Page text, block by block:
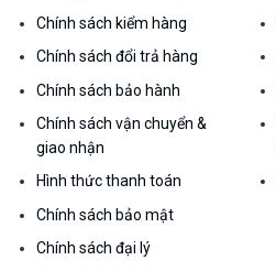
Chính sách kiểm hàng
Chính sách đổi trả hàng
Chính sách bảo hành
Chính sách vận chuyển &
giao nhận
Hình thức thanh toán
Chính sách bảo mật
Chính sách đại lý